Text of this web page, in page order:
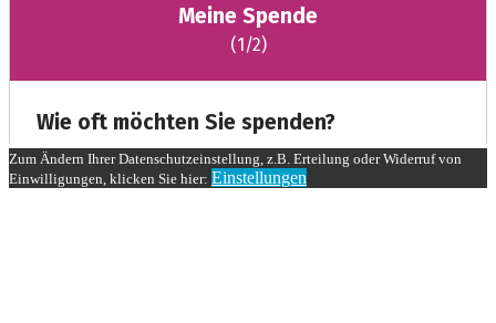
Zum Ändern Ihrer Datenschutzeinstellung, z.B. Erteilung oder Widerruf von
Einwilligungen, klicken Sie hier: Einstellungen